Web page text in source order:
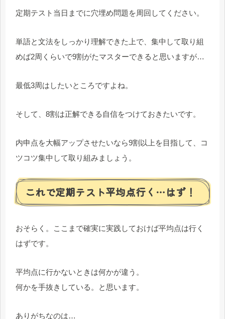
定期テスト当日までに穴埋め問題を周回してください。
単語と文法をしっかり理解できた上で、集中して取り組
めば2周くらいで9割がたマスターできると思いますが…
最低3周はしたいところですよね。
そして、8割は正解できる自信をつけておきたいです。
内申点を大幅アップさせたいなら9割以上を目指して、コ
ツコツ集中して取り組みましょう。
これで定期テスト平均点行く…はず！
おそらく。ここまで確実に実践しておけば平均点は行く
はずです。
平均点に行かないときは何かが違う。
何かを手抜きしている。と思います。
ありがちなのは…